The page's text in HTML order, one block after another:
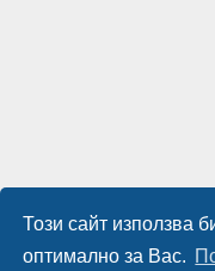
Този сайт използва
оптимално за Вас.